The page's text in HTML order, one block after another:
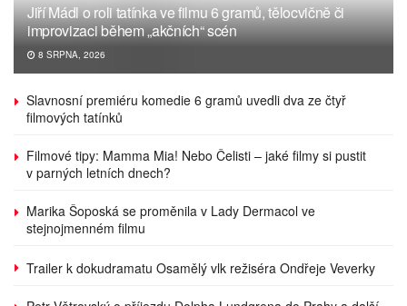
Jiří Mádl o roli tatínka ve filmu 6 gramů, tělocvičně či
improvizaci během „akčních“ scén
8 SRPNA, 2026
Slavnosní premiéru komedie 6 gramů uvedli dva ze čtyř
filmových tatínků
Filmové tipy: Mamma Mia! Nebo Čelisti – jaké filmy si pustit
v parných letních dnech?
Marika Šoposká se proměnila v Lady Dermacol ve
stejnojmenném filmu
Trailer k dokudramatu Osamělý vlk režiséra Ondřeje Veverky